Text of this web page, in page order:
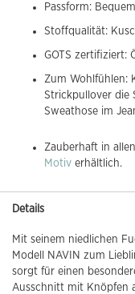
Passform:
Stoffqualität:
GOTS zertifiziert:
Zum Wohlfühlen:
Strickpullover die
Sweathose im
Zauberhaft in
Motiv erhältlich.
Details
Mit seinem niedlichen
Modell NAVIN zum
sorgt für einen
Ausschnitt mit Knöpfen